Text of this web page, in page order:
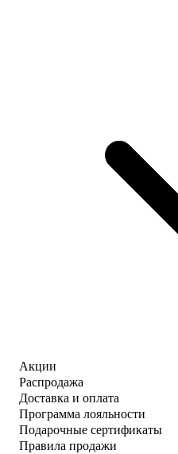
Акции
Распродажа
Доставка и оплата
Программа лояльности
Подарочные сертификаты
Правила продажи